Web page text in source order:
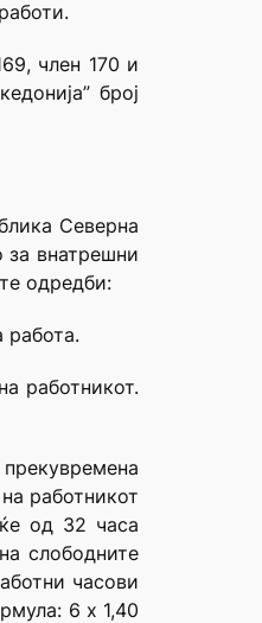
член 170 и
број
Северна
за внатрешни
одредби:
работа.
работникот.
работникот
од 32 часа
слободните
часови
6 x 1,40